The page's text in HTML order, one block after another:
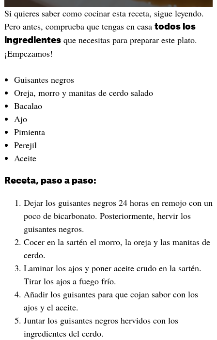
Si quieres saber como cocinar esta receta, sigue leyendo.
Pero antes, comprueba que tengas en casa todos los
ingredientesque necesitas para preparar este plato.
¡Empezamos!
Guisantes negros
Oreja, morro y manitas de cerdo salado
Bacalao
Ajo
Pimienta
Perejil
Aceite
Receta, paso a paso:
Dejar los guisantes negros 24 horas en remojo con un
poco de bicarbonato. Posteriormente, hervir los
guisantes negros.
Cocer en la sartén el morro, la oreja y las manitas de
cerdo.
Laminar los ajos y poner aceite crudo en la sartén.
Tirar los ajos a fuego frío.
Añadir los guisantes para que cojan sabor con los
ajos y el aceite.
Juntar los guisantes negros hervidos con los
ingredientes del cerdo.